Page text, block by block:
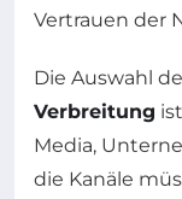
Vertrauen der
Die Auswahl
Verbreitung
Media,
die Kanäle